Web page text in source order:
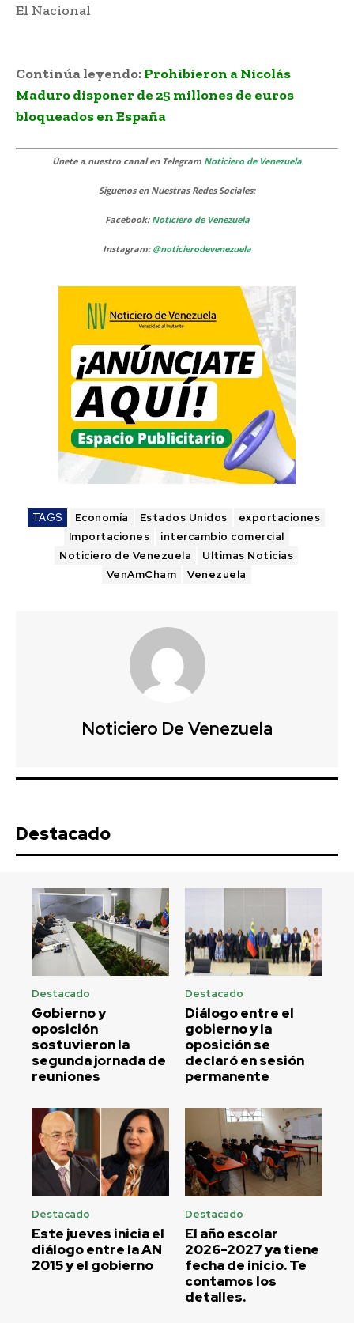
El Nacional
Continúa leyendo:Prohibieron a Nicolás
Maduro disponer de 25 millones de euros
bloqueados en España
Únete a nuestro canal en Telegram Noticiero de Venezuela
Síguenosen Nuestras Redes Sociales:
Facebook: Noticiero de Venezuela
Instagram: @noticierodevenezuela
TAGS Economía Estados Unidos
exportaciones
Importaciones
intercambio comercial
Noticiero de Venezuela
Ultimas Noticias
VenAmCham
Venezuela
Noticiero De Venezuela
Destacado
Destacado
Gobierno y
oposición
sostuvieron la
segunda jornada de
reuniones
Destacado
Diálogo entre el
gobierno y la
oposición se
declaró en sesión
permanente
Destacado
Este jueves inicia el
diálogo entre la AN
2015 y el gobierno
Destacado
El año escolar
2026-2027 ya tiene
fecha de inicio. Te
contamos los
detalles.